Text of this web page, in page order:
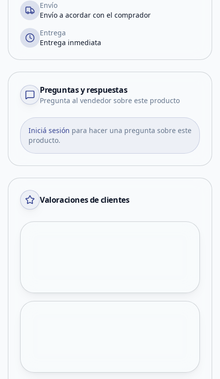
Envío
Envío a acordar con el comprador
Entrega
Entrega inmediata
Preguntas y respuestas
Pregunta al vendedor sobre este producto
Iniciá sesión para hacer una pregunta sobre este
producto.
Valoraciones de clientes